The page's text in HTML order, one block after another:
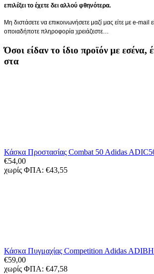
επιλέξει το έχετε δει αλλού φθηνότερα.
Μη διστάσετε να επικοινωνήσετε μαζί μας είτε με e-mail
οποιαδήποτε πληροφορία χρειάζεστε…
Όσοι είδαν τo ίδιο προϊόν με εσένα,
στα
Κάσκα Προστασίας Combat 50 Adidas
€54,00
χωρίς ΦΠΑ: €43,55
Κάσκα Πυγμαχίας Competition Adidas
€59,00
χωρίς ΦΠΑ: €47,58